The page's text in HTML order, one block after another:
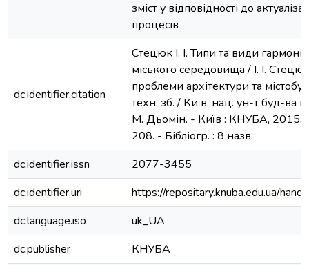
зміст у відповідності до
процесів
dc.identifier.citation
Стецюк І. І. Типи та види
міського середовища / І. І.
проблеми архітектури та
техн. зб. / Київ. нац. ун-т буд-ва і
М. Дьомін. - Київ : КНУБА, 2015.
208. - Бібліогр. : 8 назв.
dc.identifier.issn
2077-3455
dc.identifier.uri
https://repositary.knuba.edu.ua/
dc.language.iso
uk_UA
dc.publisher
КНУБА